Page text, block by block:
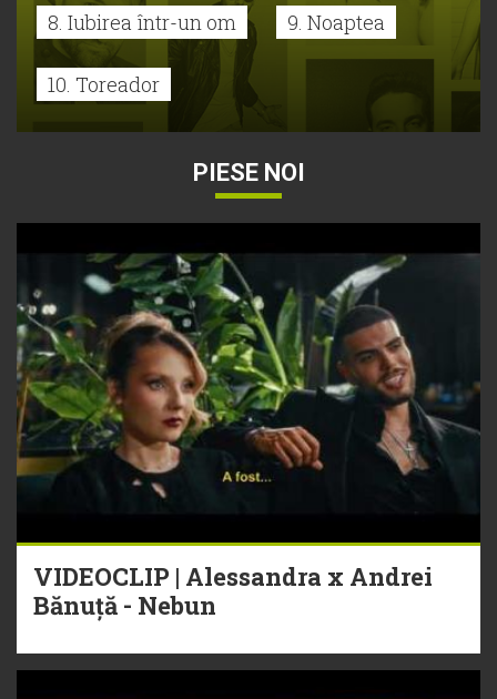
8. Iubirea într-un om 9. Noaptea
10. Toreador
PIESE NOI
VIDEOCLIP | Alessandra x Andrei
Bănuță - Nebun